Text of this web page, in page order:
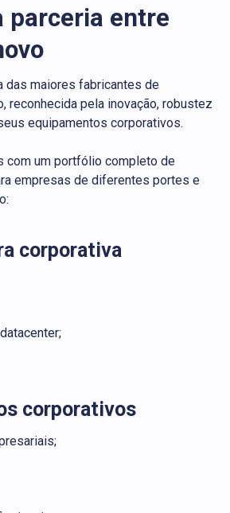
parceria entre
das maiores fabricantes de
reconhecida pela inovação, robustez
equipamentos corporativos.
com um portfólio completo de
empresas de diferentes portes e
corporativa
corporativos